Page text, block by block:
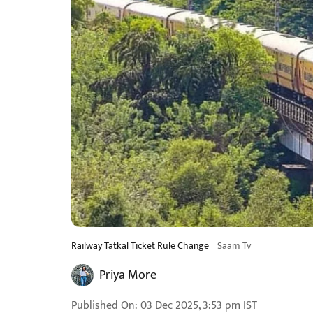
Railway Tatkal Ticket Rule Change Saam Tv
Priya More
Published On:03 Dec 2025, 3:53 pm IST